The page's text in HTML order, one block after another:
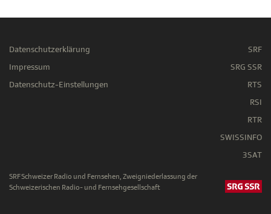
Datenschutzerklärung
Impressum
Datenschutz-Einstellungen
SRF
SRG SSR
RTS
RSI
RTR
SWISSINFO
3SAT
SRF Schweizer Radio und Fernsehen, Zweigniederlassung der
Schweizerischen Radio- und Fernsehgesellschaft